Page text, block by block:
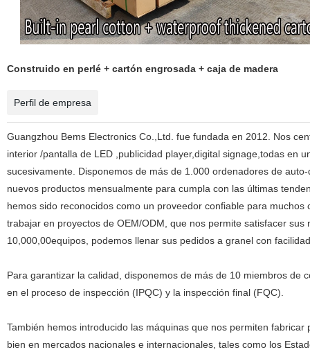
Construido en perlé + cartón engrosada + caja de madera
Perfil de empresa
Guangzhou Bems Electronics Co.,Ltd. fue fundada en 2012. Nos
interior /pantalla de LED ,publicidad player,digital signage,todas en
sucesivamente. Disponemos de más de 1.000 ordenadores de
nuevos productos mensualmente para cumpla con las últimas
hemos sido reconocidos como un proveedor confiable para
trabajar en proyectos de OEM/ODM, que nos permite satisfacer
10,000,00equipos, podemos llenar sus pedidos a granel con
Para garantizar la calidad, disponemos de más de 10 miembros
en el proceso de inspección (IPQC) y la inspección final (FQC).
También hemos introducido las máquinas que nos permiten
bien en mercados nacionales e internacionales, tales como los